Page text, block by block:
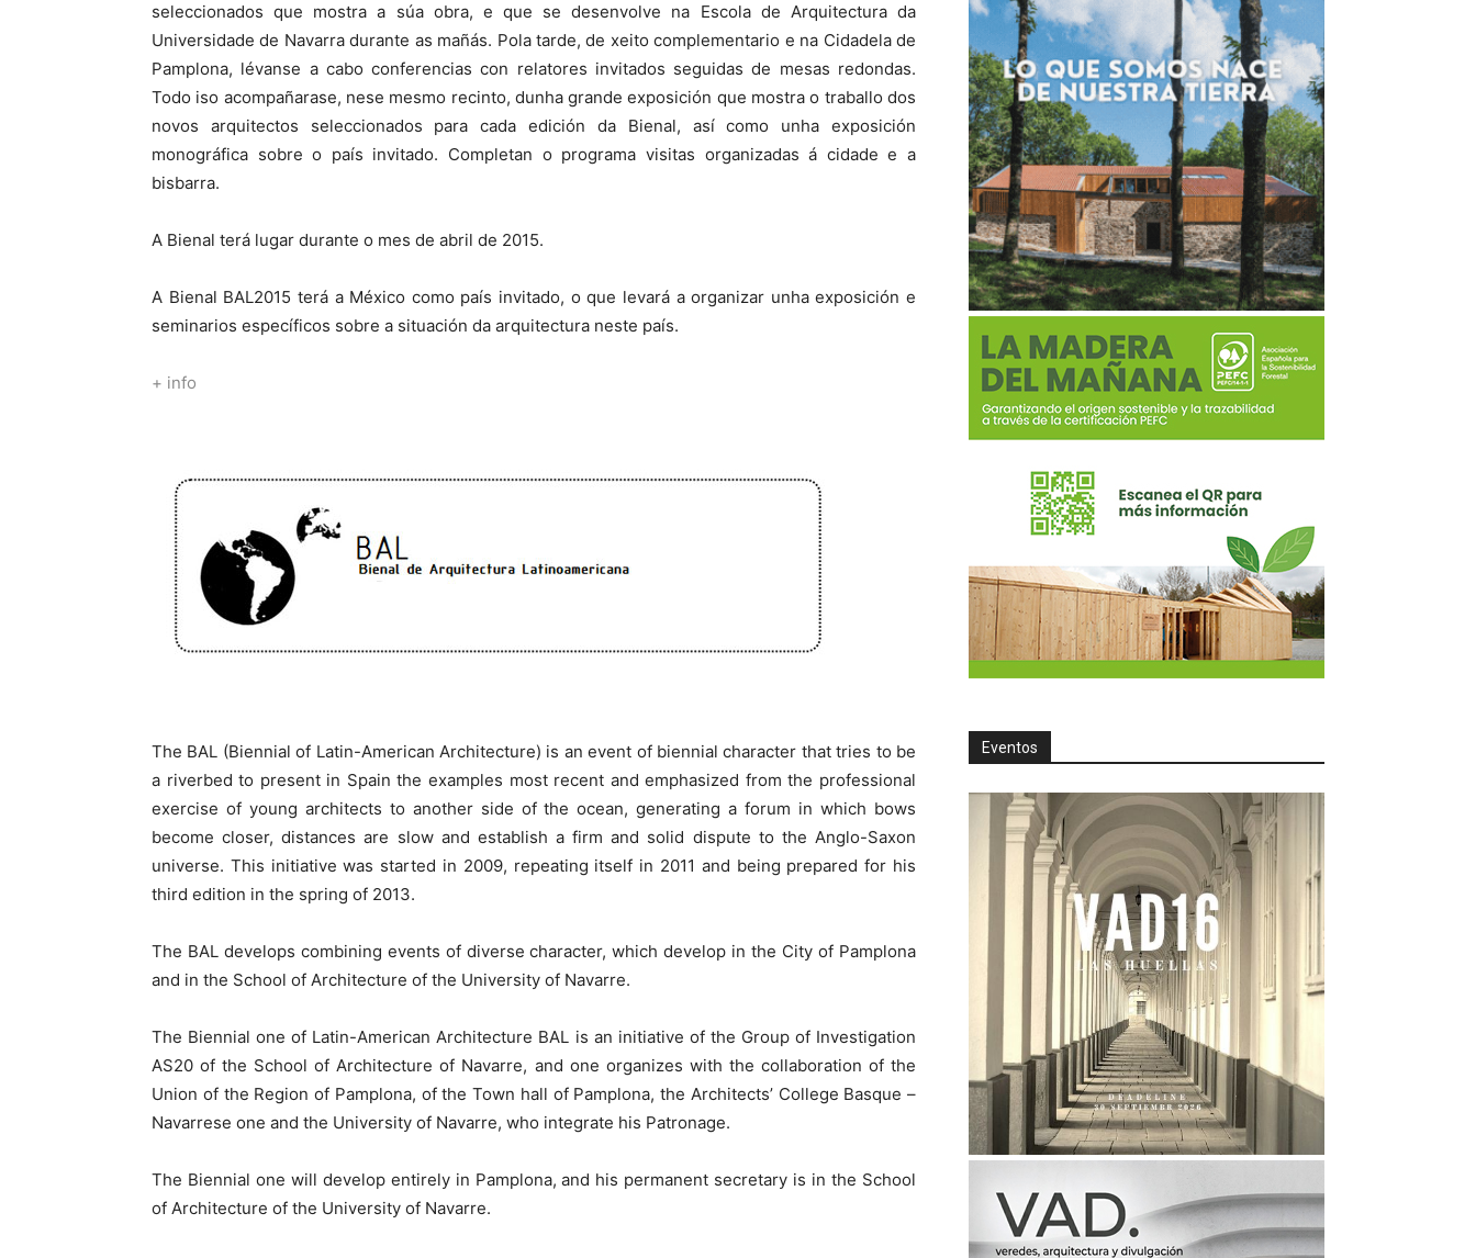
seleccionados que mostra a súa obra, e que se desenvolve na Escola de Arquitectura da
Universidade de Navarra durante as mañás. Pola tarde, de xeito complementario e na Cidadela de
Pamplona, lévanse a cabo conferencias con relatores invitados seguidas de mesas redondas.
Todo iso acompañarase, nese mesmo recinto, dunha grande exposición que mostra o traballo dos
novos arquitectos seleccionados para cada edición da Bienal, así como unha exposición
monográfica sobre o país invitado. Completan o programa visitas organizadas á cidade e a
bisbarra.
A Bienal terá lugar durante o mes de abril de 2015.
A Bienal BAL2015 terá a México como país invitado, o que levará a organizar unha exposición e
seminarios específicos sobre a situación da arquitectura neste país.
+ info
The BAL (Biennial of Latin-American Architecture) is an event of biennial character that tries to be
a riverbed to present in Spain the examples most recent and emphasized from the professional
exercise of young architects to another side of the ocean, generating a forum in which bows
become closer, distances are slow and establish a firm and solid dispute to the Anglo-Saxon
universe. This initiative was started in 2009, repeating itself in 2011 and being prepared for his
third edition in the spring of 2013.
The BAL develops combining events of diverse character, which develop in the City of Pamplona
and in the School of Architecture of the University of Navarre.
The Biennial one of Latin-American Architecture BAL is an initiative of the Group of Investigation
AS20 of the School of Architecture of Navarre, and one organizes with the collaboration of the
Union of the Region of Pamplona, of the Town hall of Pamplona, the Architects’ College Basque –
Navarrese one and the University of Navarre, who integrate his Patronage.
The Biennial one will develop entirely in Pamplona, and his permanent secretary is in the School
of Architecture of the University of Navarre.
Eventos